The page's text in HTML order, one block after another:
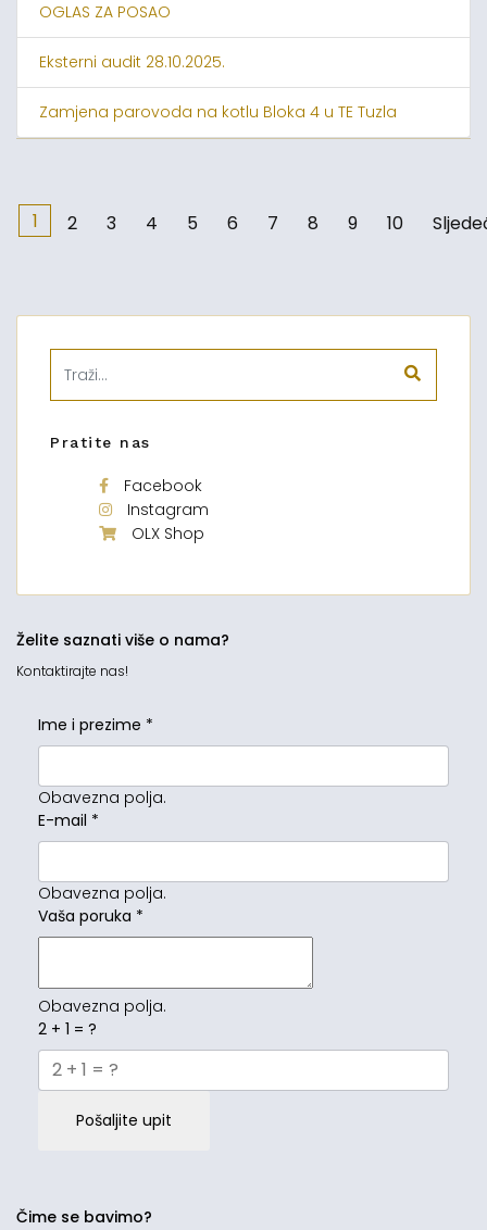
OGLAS ZA POSAO
Eksterni audit 28.10.2025.
Zamjena parovoda na kotlu Bloka 4 u TE Tuzla
1 2 3 4 5 6 7 8 9 10
Pratite nas
Facebook
Instagram
OLX Shop
Želite saznati više o nama?
Kontaktirajte nas!
Ime i prezime *
Obavezna polja.
E-mail *
Obavezna polja.
Vaša poruka *
Obavezna polja.
2 + 1 = ?
Pošaljite upit
Čime se bavimo?